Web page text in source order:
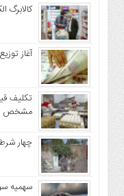
کالابرگ
آغاز
تکلیف
مشخص
چهار شرط
سهمیه